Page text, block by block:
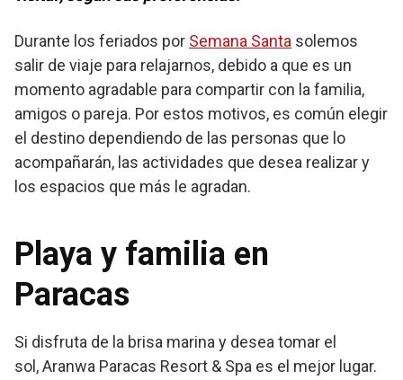
Durante los feriados por Semana Santa solemos
salir de viaje para relajarnos, debido a que es un
momento agradable para compartir con la familia,
amigos o pareja. Por estos motivos, es común elegir
el destino dependiendo de las personas que lo
acompañarán, las actividades que desea realizar y
los espacios que más le agradan.
Playa y familia en
Paracas
Si disfruta de la brisa marina y desea tomar el
sol, Aranwa Paracas Resort & Spa es el mejor lugar.